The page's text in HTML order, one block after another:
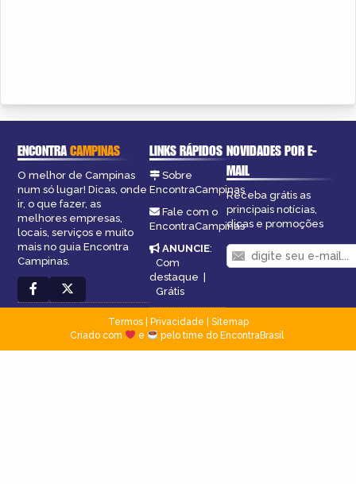
ENCONTRACAMPINAS
O melhor de Campinas
num só lugar! Dicas, onde
ir, o que fazer, as
melhores empresas,
locais, serviços e muito
mais no guia Encontra
Campinas.
LINKS RÁPIDOS
Sobre
EncontraCampinas
Fale com o
EncontraCampinas
ANUNCIE:
Com
destaque |
Grátis
NOVIDADES POR E-
MAIL
Receba grátis as
principais notícias,
dicas e promoções
Termos| Privacidade
Sitemap
Criado com
e pelo time do EncontraBrasil